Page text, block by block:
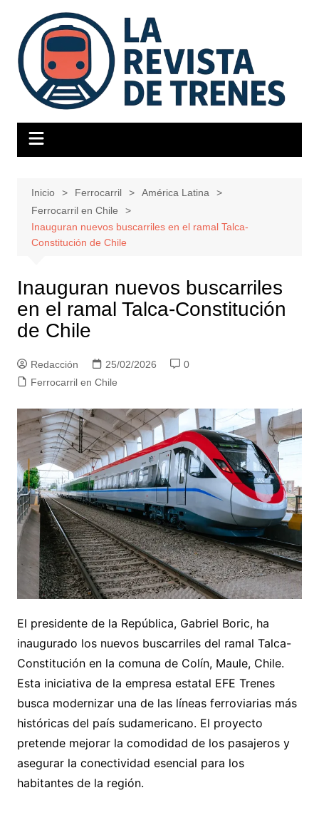
contenido
Inicio Ferrocarril
América Latina
Ferrocarril en Chile
Inauguran nuevos buscarriles en el ramal Talca-
Constitución de Chile
Inauguran nuevos buscarriles
en el ramal Talca-Constitución
de Chile
Redacción 25/02/2026
0
Ferrocarril en Chile
El presidente de la República, Gabriel Boric, ha
inaugurado los nuevos buscarriles del ramal Talca-
Constitución en la comuna de Colín, Maule, Chile.
Esta iniciativa de la empresa estatal EFE Trenes
busca modernizar una de las líneas ferroviarias más
históricas del país sudamericano. El proyecto
pretende mejorar la comodidad de los pasajeros y
asegurar la conectividad esencial para los
habitantes de la región.